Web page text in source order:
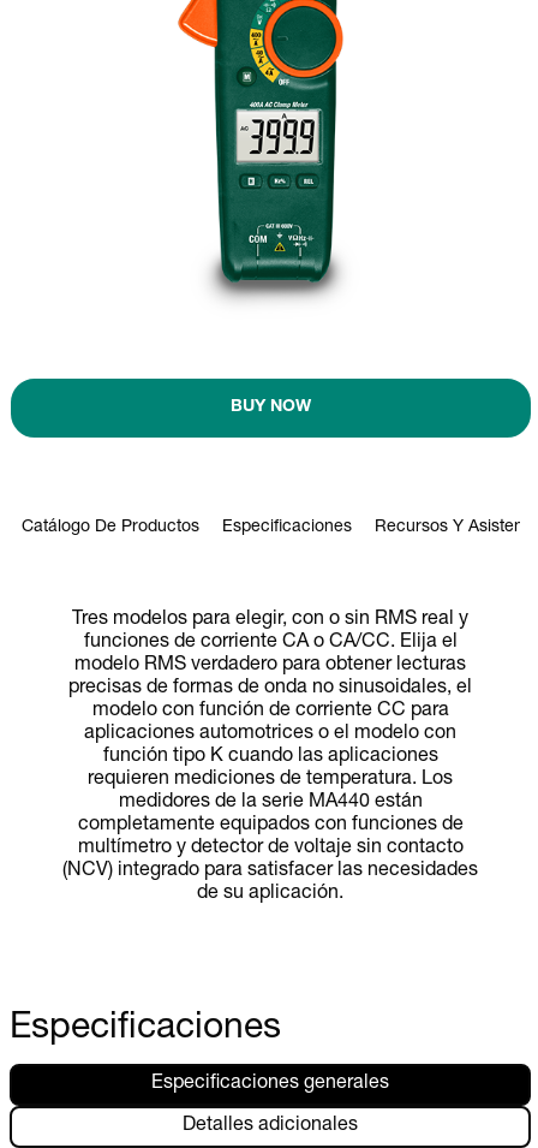
BUY NOW
Catálogo De Productos Especificaciones Recursos Y
Tres modelos para elegir, con o sin RMS real y
funciones de corriente CA o CA/CC. Elija el
modelo RMS verdadero para obtener lecturas
precisas de formas de onda no sinusoidales, el
modelo con función de corriente CC para
aplicaciones automotrices o el modelo con
función tipo K cuando las aplicaciones
requieren mediciones de temperatura. Los
medidores de la serie MA440 están
completamente equipados con funciones de
multímetro y detector de voltaje sin contacto
(NCV) integrado para satisfacer las necesidades
de su aplicación.
Especificaciones
Especificaciones generales
Detalles adicionales